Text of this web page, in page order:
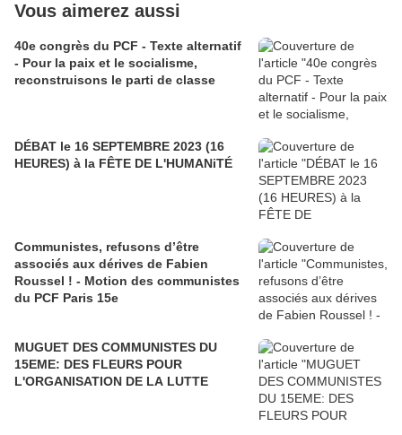
Vous aimerez aussi
40e congrès du PCF - Texte alternatif
- Pour la paix et le socialisme,
reconstruisons le parti de classe
DÉBAT le 16 SEPTEMBRE 2023 (16
HEURES) à la FÊTE DE L'HUMANiTÉ
Communistes, refusons d’être
associés aux dérives de Fabien
Roussel ! - Motion des communistes
du PCF Paris 15e
MUGUET DES COMMUNISTES DU
15EME: DES FLEURS POUR
L'ORGANISATION DE LA LUTTE